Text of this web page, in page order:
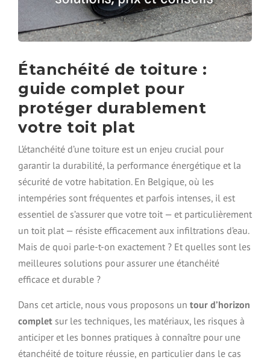
A
T
I
O
E
T
A
H
É
T
É
M
M
E
N
A
I
E
D
É
M
O
U
S
A
G
D
E
O
I
U
R
Étanchéité de toiture :
guide complet pour
protéger durablement
votre toit plat
L’étanchéité d’une toiture est un enjeu crucial pour
garantir la durabilité, la performance énergétique et la
sécurité de votre habitation. En Belgique, où les
intempéries sont fréquentes et parfois intenses, il est
essentiel de s’assurer que votre toit — et particulièrement
un toit plat — résiste efficacement aux infiltrations d’eau.
Mais de quoi parle-t-on exactement ? Et quelles sont les
meilleures solutions pour assurer une étanchéité
efficace et durable ?
Dans cet article, nous vous proposons un tour d’horizon
complet sur les techniques, les matériaux, les risques à
anticiper et les bonnes pratiques à connaître pour une
étanchéité de toiture réussie, en particulier dans le cas